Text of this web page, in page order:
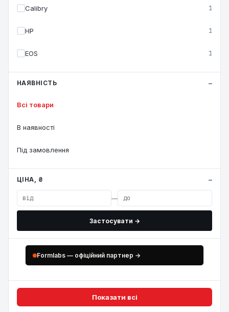
Calibry 1
HP 1
EOS 1
НАЯВНІСТЬ
Всі товари
В наявності
Під замовлення
ЦІНА, ₴
—
Застосувати →
Formlabs — офіційний партнер →
Показати всі